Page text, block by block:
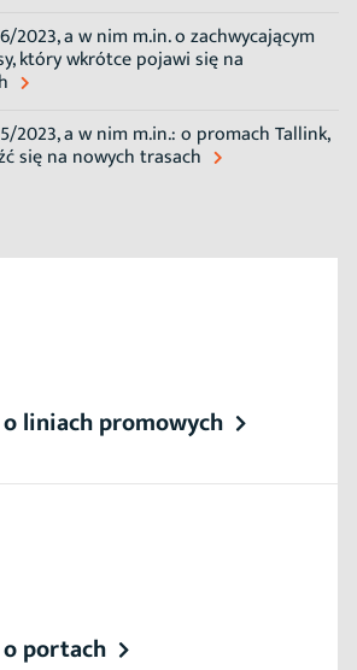
2023, a w nim m.in. o zachwycającym
który wkrótce pojawi się na
2023, a w nim m.in.: o promach Tallink,
się na nowych trasach
liniach promowych
portach